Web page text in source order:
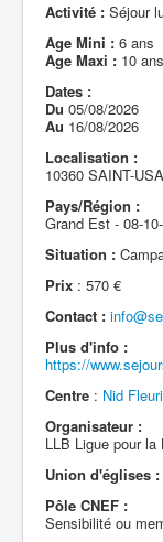
Activité : Séjour
Age Mini : 6 ans
Age Maxi : 10 ans
Dates :
Du 05/08/2026
Au 16/08/2026
Localisation :
10360 SAINT-
Pays/Région :
Grand Est - 08-
Situation :
Prix : 570 €
Contact :
Plus d'info :
https://
Centre : Nid
Organisateur :
LLB Ligue pour
Union d'églises :
Pôle CNEF :
Sensibilité ou